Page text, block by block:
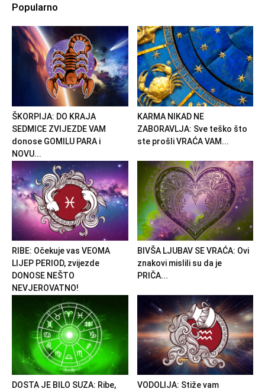
Popularno
ŠKORPIJA: DO KRAJA
SEDMICE ZVIJEZDE VAM
donose GOMILU PARA i
NOVU...
KARMA NIKAD NE
ZABORAVLJA: Sve teško što
ste prošli VRAĆA VAM...
RIBE: Očekuje vas VEOMA
LIJEP PERIOD, zvijezde
DONOSE NEŠTO
NEVJEROVATNO!
BIVŠA LJUBAV SE VRAĆA: Ovi
znakovi mislili su da je
PRIČA...
DOSTA JE BILO SUZA: Ribe,
VODOLIJA: Stiže vam